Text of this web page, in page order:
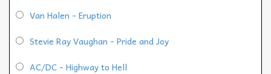
Van Halen - Eruption
Stevie Ray Vaughan - Pride and Joy
AC/DC - Highway to Hell